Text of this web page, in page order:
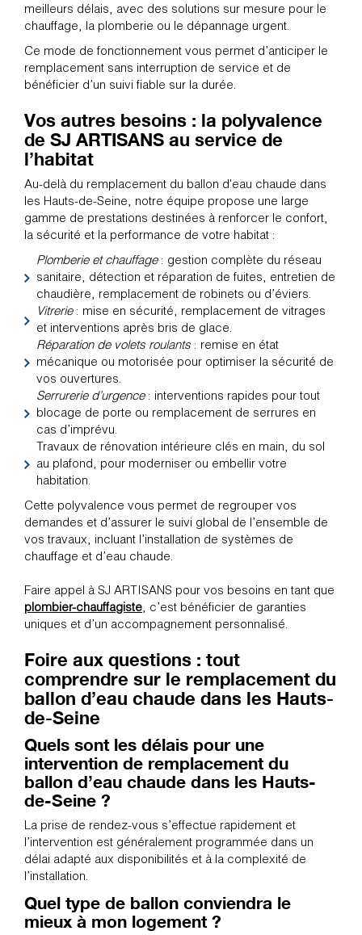
meilleurs délais, avec des solutions sur mesure pour le
chauffage, la plomberie ou le dépannage urgent.
Ce mode de fonctionnement vous permet d’anticiper le
remplacement sans interruption de service et de
bénéficier d’un suivi fiable sur la durée.
Vos autres besoins : la polyvalence
de SJ ARTISANS au service de
l’habitat
Au-delà du remplacement du ballon d'eau chaude dans
les Hauts-de-Seine, notre équipe propose une large
gamme de prestations destinées à renforcer le confort,
la sécurité et la performance de votre habitat :
Plomberie et chauffage: gestion complète du réseau
sanitaire, détection et réparation de fuites, entretien de
chaudière, remplacement de robinets ou d’éviers.
Vitrerie: mise en sécurité, remplacement de vitrages
et interventions après bris de glace.
Réparation de volets roulants : remise en état
mécanique ou motorisée pour optimiser la sécurité de
vos ouvertures.
Serrurerie d’urgence: interventions rapides pour tout
blocage de porte ou remplacement de serrures en
cas d’imprévu.
Travaux de rénovation intérieure clés en main, du sol
au plafond, pour moderniser ou embellir votre
habitation.
Cette polyvalence vous permet de regrouper vos
demandes et d’assurer le suivi global de l’ensemble de
vos travaux, incluant l’installation de systèmes de
chauffage et d’eau chaude.
Faire appel à SJ ARTISANS pour vos besoins en tant que
plombier-chauffagiste, c’est bénéficier de garanties
uniques et d’un accompagnement personnalisé.
Foire aux questions : tout
comprendre sur le remplacement du
ballon d’eau chaude dans les Hauts-
de-Seine
Quels sont les délais pour une
intervention de remplacement du
ballon d’eau chaude dans les Hauts-
de-Seine ?
La prise de rendez-vous s’effectue rapidement et
l’intervention est généralement programmée dans un
délai adapté aux disponibilités et à la complexité de
l’installation.
Quel type de ballon conviendra le
mieux à mon logement ?